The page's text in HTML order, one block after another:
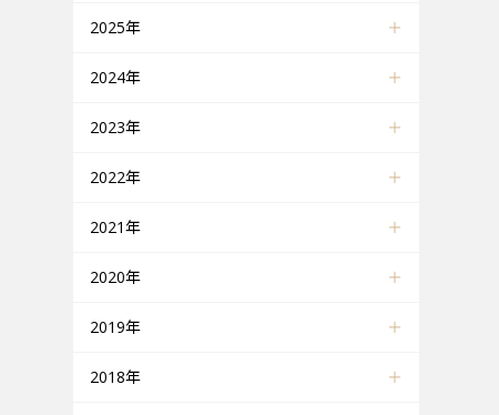
2025年
2024年
2023年
2022年
2021年
2020年
2019年
2018年